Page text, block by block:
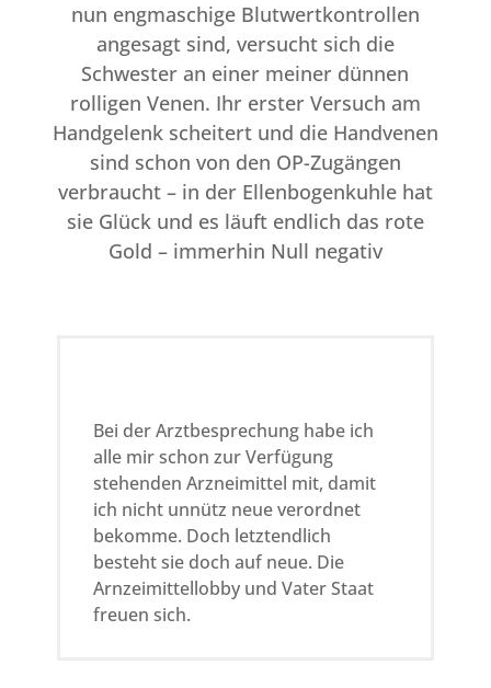
nun engmaschige Blutwertkontrollen
angesagt sind, versucht sich die
Schwester an einer meiner dünnen
rolligen Venen. Ihr erster Versuch am
Handgelenk scheitert und die Handvenen
sind schon von den OP-Zugängen
verbraucht – in der Ellenbogenkuhle hat
sie Glück und es läuft endlich das rote
Gold – immerhin Null negativ
Bei der Arztbesprechung habe ich
alle mir schon zur Verfügung
stehenden Arzneimittel mit, damit
ich nicht unnütz neue verordnet
bekomme. Doch letztendlich
besteht sie doch auf neue. Die
Arnzeimittellobby und Vater Staat
freuen sich.